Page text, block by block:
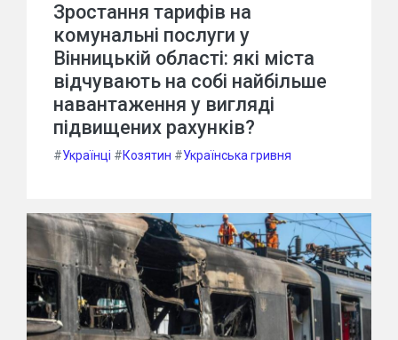
Зростання тарифів на
комунальні послуги у
Вінницькій області: які міста
відчувають на собі найбільше
навантаження у вигляді
підвищених рахунків?
#Українці #Козятин #Українська гривня